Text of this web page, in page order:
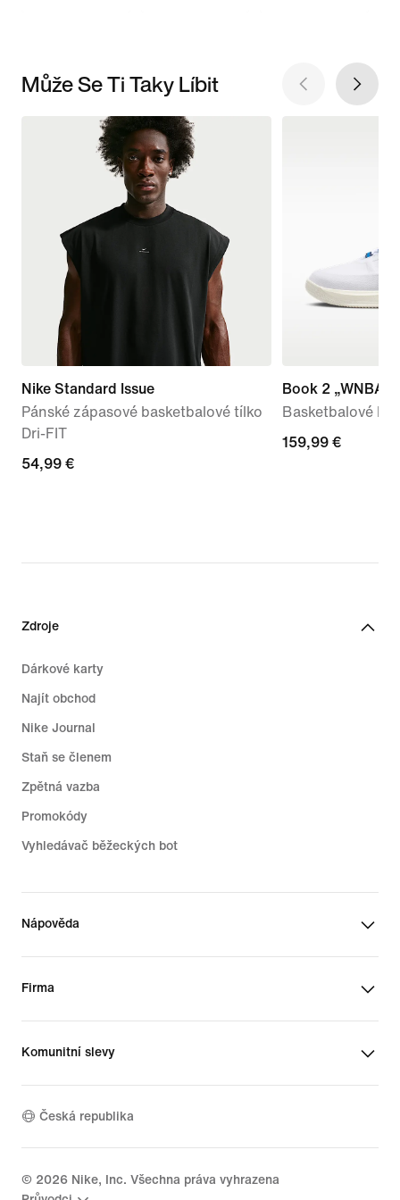
Může Se Ti Taky Líbit
Nike Standard Issue
Pánské zápasové basketbalové tílko
Dri-FIT
54,99 €
54,99 €
Book 2 „WNBA
Basketbalové
159,99 €
159,99 €
Zdroje
Dárkové karty
Najít obchod
Nike Journal
Staň se členem
Zpětná vazba
Promokódy
Vyhledávač běžeckých bot
Nápověda
Firma
Komunitní slevy
Česká republika
© 2026 Nike, Inc. Všechna práva vyhrazena